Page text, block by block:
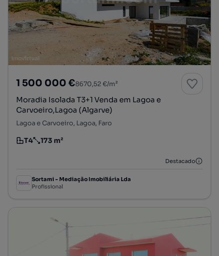
1 500 000 €8670,52 €/m²
Moradia Isolada T3+1 Venda em Lagoa e
Carvoeiro,Lagoa (Algarve)
Lagoa e Carvoeiro, Lagoa, Faro
Tipologia
T4
Preço por metro quadrado
173 m²
Destacado
Sortami - Mediação Imobiliária Lda
Profissional